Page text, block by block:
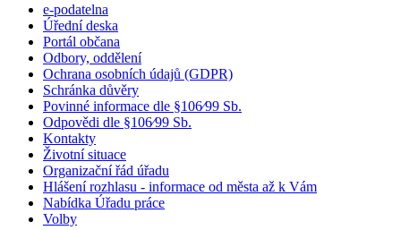
e-podatelna
Úřední deska
Portál občana
Odbory, oddělení
Ochrana osobních údajů (GDPR)
Schránka důvěry
Povinné informace dle §106⁄99 Sb.
Odpovědi dle §106⁄99 Sb.
Kontakty
Životní situace
Organizační řád úřadu
Hlášení rozhlasu - informace od města až k Vám
Nabídka Úřadu práce
Volby